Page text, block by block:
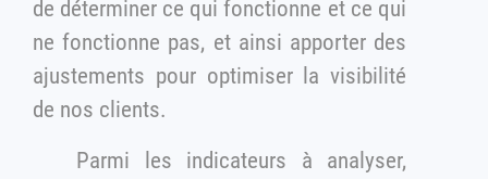
de déterminer ce qui fonctionne et ce qui
ne fonctionne pas, et ainsi apporter des
ajustements pour optimiser la visibilité
de nos clients.
Parmi les indicateurs à analyser,